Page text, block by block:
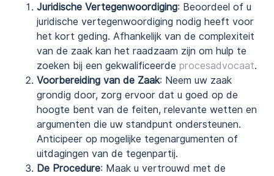
Juridische Vertegenwoordiging: Beoordeel of u
juridische vertegenwoordiging nodig heeft voor
het kort geding. Afhankelijk van de complexiteit
van de zaak kan het raadzaam zijn om hulp te
zoeken bij een gekwalificeerde procesadvocaat.
Voorbereiding van de Zaak: Neem uw zaak
grondig door, zorg ervoor dat u goed op de
hoogte bent van de feiten, relevante wetten en
argumenten die uw standpunt ondersteunen.
Anticipeer op mogelijke tegenargumenten of
uitdagingen van de tegenpartij.
De Procedure: Maak u vertrouwd met de